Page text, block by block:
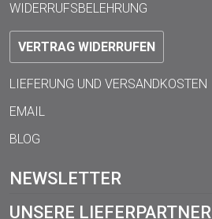
WIDERRUFSBELEHRUNG
VERTRAG WIDERRUFEN
LIEFERUNG UND VERSANDKOSTEN
EMAIL
BLOG
NEWSLETTER
UNSERE LIEFERPARTNER